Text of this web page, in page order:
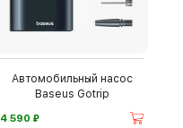
Автомобильный насос
Baseus Gotrip
4 590 ⃏